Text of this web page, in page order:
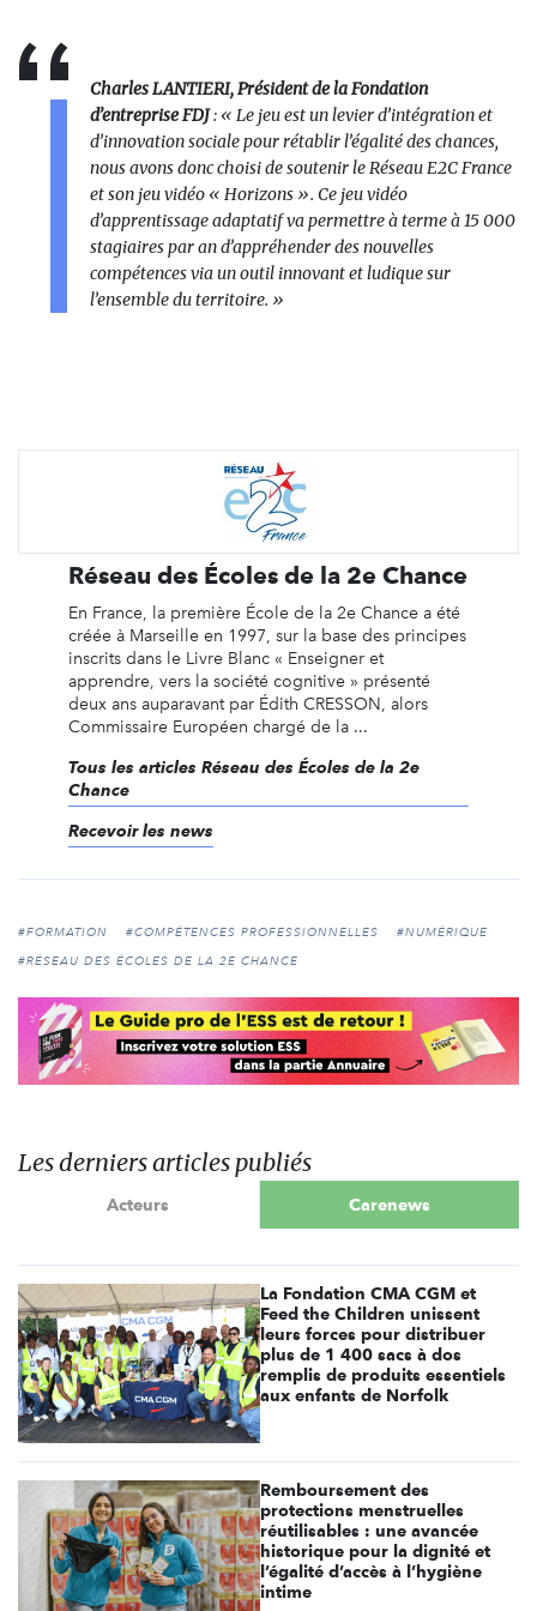
Charles LANTIERI, Président de la Fondation
d’entreprise FDJ: « Le jeu est un levier d’intégration et
d’innovation sociale pour rétablir l’égalité des chances,
nous avons donc choisi de soutenir le Réseau E2C France
et son jeu vidéo « Horizons ». Ce jeu vidéo
d’apprentissage adaptatif va permettre à terme à 15 000
stagiaires par an d’appréhender des nouvelles
compétences via un outil innovant et ludique sur
l’ensemble du territoire. »
Réseau des Écoles de la 2e Chance
En France, la première École de la 2e Chance a été
créée à Marseille en 1997, sur la base des principes
inscrits dans le Livre Blanc « Enseigner et
apprendre, vers la société cognitive » présenté
deux ans auparavant par Édith CRESSON, alors
Commissaire Européen chargé de la ...
Tous les articles Réseau des Écoles de la 2e
Chance
Recevoir les news
#FORMATION #COMPÉTENCES PROFESSIONNELLES
#NUMÉRIQUE
#RÉSEAU DES ÉCOLES DE LA 2E CHANCE
Les derniers articles publiés
Acteurs Carenews
La Fondation CMA CGM et
Feed the Children unissent
leurs forces pour distribuer
plus de 1 400 sacs à dos
remplis de produits essentiels
aux enfants de Norfolk
Remboursement des
protections menstruelles
réutilisables : une avancée
historique pour la dignité et
l’égalité d’accès à l’hygiène
intime